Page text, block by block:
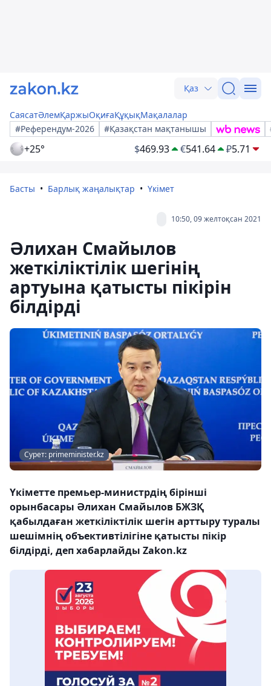
Қаз
СаясатӘлемҚаржыОқиғаҚұқықМақалалар
#Референдум-2026
#Қазақстан мақтанышы
+25° $469.93 €541.64 ₽5.71
Басты Барлық жаңалықтар Үкімет
10:50, 09 желтоқсан 2021
Әлихан Смайылов
жеткіліктілік шегінің
артуына қатысты пікірін
білдірді
Сурет: primeminister.kz
Үкіметте премьер-министрдің бірінші
орынбасары Әлихан Смайылов БЖЗҚ
қабылдаған жеткіліктілік шегін арттыру туралы
шешімнің объективтілігіне қатысты пікір
білдірді, деп хабарлайды Zakon.kz